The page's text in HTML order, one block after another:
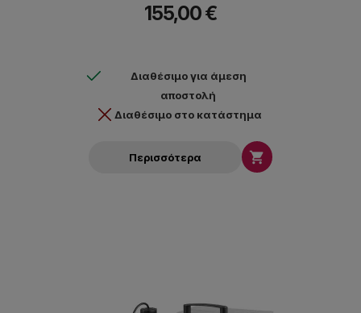
155,00 €
Διαθέσιμο για άμεση
αποστολή
Διαθέσιμο στο κατάστημα
Περισσότερα 